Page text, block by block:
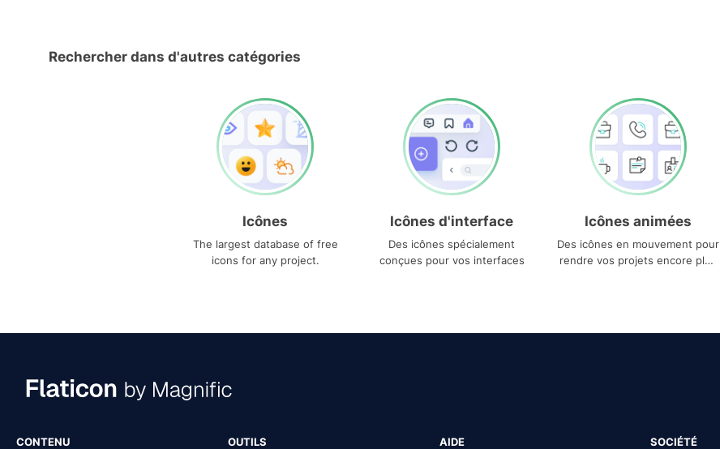
Rechercher dans d'autres catégories
Icônes
The largest database of free
icons for any project.
Icônes d'interface
Des icônes spécialement
conçues pour vos interfaces
Icônes animées
Des icônes en mouvement pour
rendre vos projets encore plus
CONTENU OUTILS AIDE SOCIÉTÉ